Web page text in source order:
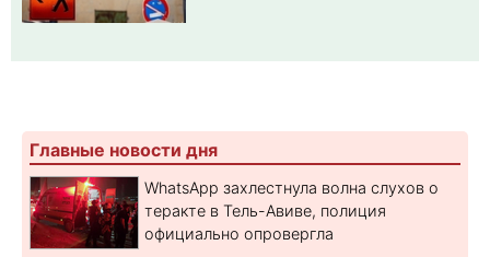
Главные новости дня
WhatsApp захлестнула волна слухов о
теракте в Тель-Авиве, полиция
официально опровергла